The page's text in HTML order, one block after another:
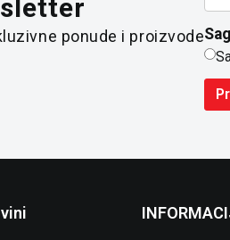
ponude i proizvode